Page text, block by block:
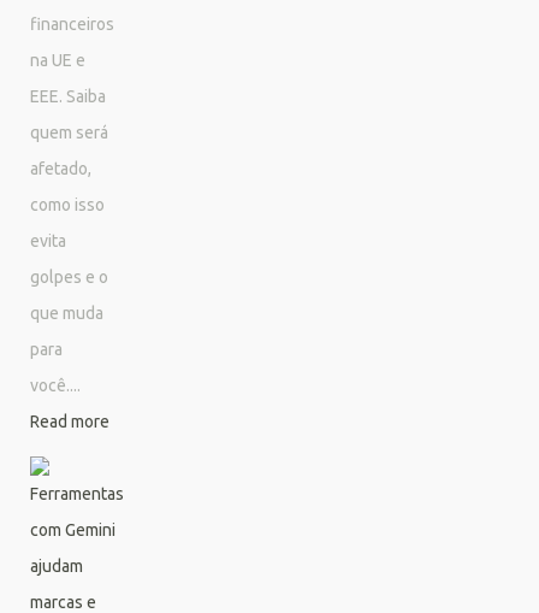
financeiros
na UE e
EEE. Saiba
quem será
afetado,
como isso
evita
golpes e o
que muda
para
você....
Read more